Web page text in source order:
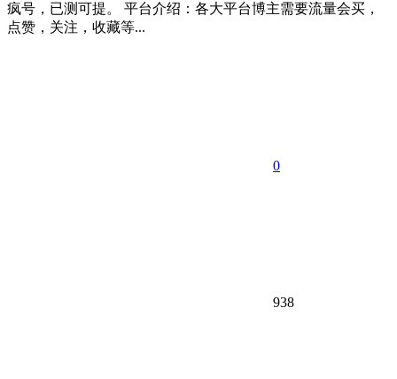
疯号，已测可提。 平台介绍：各大平台博主需要流量会买，
点赞，关注，收藏等...
0
938